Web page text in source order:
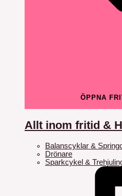
ÖPPNA
Allt inom fritid &
Balanscyklar &
Drönare
Sparkcykel &